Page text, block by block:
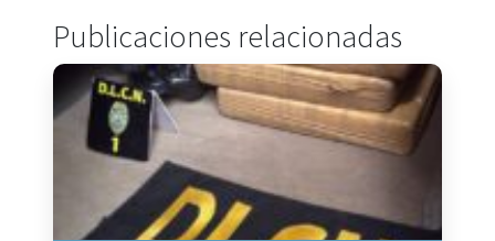
Publicaciones relacionadas